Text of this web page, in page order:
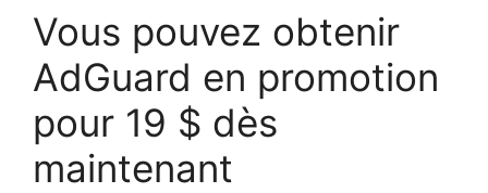
Vous pouvez obtenir
AdGuard en promotion
pour 19 $ dès
maintenant